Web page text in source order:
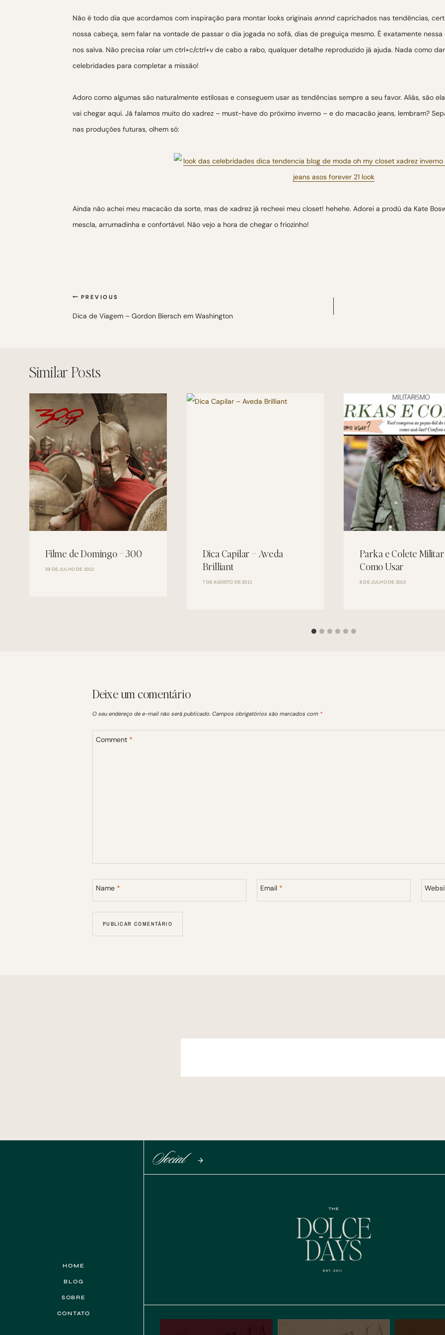
Não é todo dia que acordamos com inspiração para montar looks originais annnd caprichados nas tendências,
nossa cabeça, sem falar na vontade de passar o dia jogada no sofá, dias de preguiça mesmo. É exatamente
nos salva. Não precisa rolar um ctrl+c/ctrl+v de cabo a rabo, qualquer detalhe reproduzido já ajuda. Nada como
celebridades para completar a missão!
Adoro como algumas são naturalmente estilosas e conseguem usar as tendências sempre a seu favor. Aliás, são
vai chegar aqui. Já falamos muito do xadrez – must-have do próximo inverno – e do macacão jeans, lembram?
nas produções futuras, olhem só:
Ainda não achei meu macacão da sorte, mas de xadrez já recheei meu closet! hehehe. Adorei a prodú da Kate
mescla, arrumadinha e confortável. Não vejo a hora de chegar o friozinho!
Navegação
de
PREVIOUS
Dica de Viagem – Gordon Biersch em Washington
Similar Posts
Filme de Domingo – 300
29 DE JULHO DE 2012
Dica Capilar – Aveda
Brilliant
7 DE AGOSTO DE 2011
Parka e Colete
Como Usar
8 DE JULHO DE 2013
Deixe um comentário
O seu endereço de e-mail não será publicado. Campos obrigatórios são marcados com *
Comment *
Name * Email *
HOME
BLOG
SOBRE
CONTATO
Social